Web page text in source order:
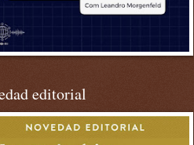
editorial